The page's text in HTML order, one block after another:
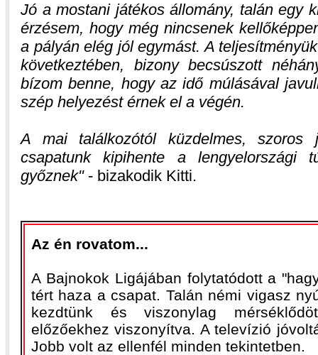
Jó a mostani játékos állomány, talán egy
érzésem, hogy még nincsenek
a pályán elég jól egymást. A
következtében, bizony becsúszott
bízom benne, hogy az idő múlásával
szép helyezést érnek el a végén.
A mai találkozótól küzdelmes, szoros
csapatunk kipihente a
győznek - bizakodik Kitti.
Az én rovatom...
A Bajnokok Ligájában folytatódott a
tért haza a csapat. Talán némi vigasz
kezdtünk és viszonylag
előzőekhez viszonyítva. A televízió
Jobb volt az ellenfél minden tekintetben.